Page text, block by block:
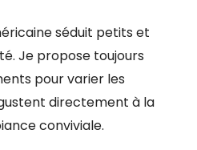
séduit petits et
Je propose toujours
pour varier les
directement à la
conviviale.